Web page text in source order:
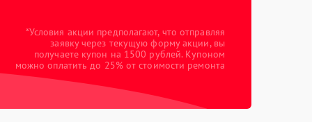
*Условия акции предполагают, что отправляя
заявку через текущую форму акции, вы
получаете купон на 1500 рублей. Купоном
можно оплатить до 25% от стоимости ремонта